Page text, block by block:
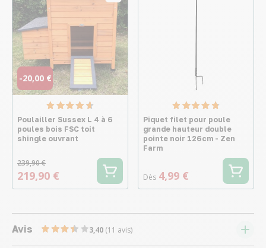
-20,00 €
Poulailler Sussex L 4 à 6
poules bois FSC toit
shingle ouvrant
239,90 €
219,90 €
Piquet filet pour poule
grande hauteur double
pointe noir 126cm - Zen
Farm
Dès 4,99 €
Avis 3,40 (11 avis)